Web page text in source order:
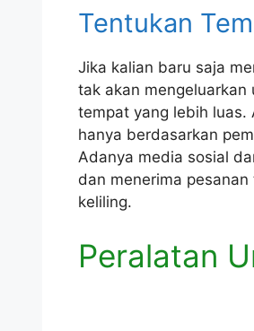
Tentukan
Jika kalian baru saja
tak akan mengeluarkan
tempat yang lebih luas.
hanya berdasarkan
Adanya media sosial
dan menerima
keliling.
Peralatan